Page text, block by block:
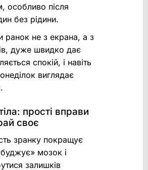
особливо після
без рідини.
ранок не з екрана, а з
дуже швидко дає
спокій, і навіть
виглядає
прості вправи
своє
зранку покращує
мозок і
залишків